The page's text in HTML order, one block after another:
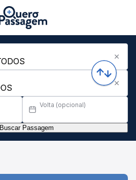
Volta (opcional)
Buscar Passagem